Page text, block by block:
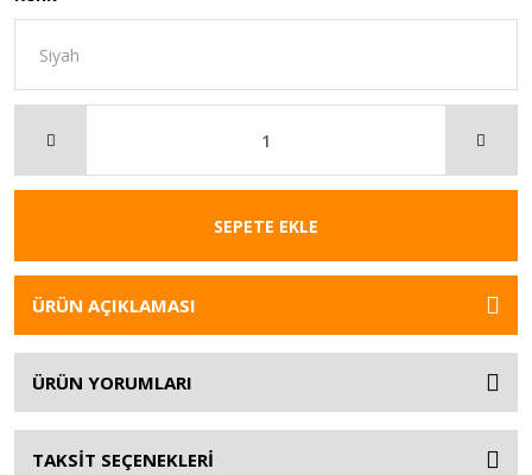
SEPETE EKLE
ÜRÜN AÇIKLAMASI
ÜRÜN YORUMLARI
TAKSİT SEÇENEKLERİ